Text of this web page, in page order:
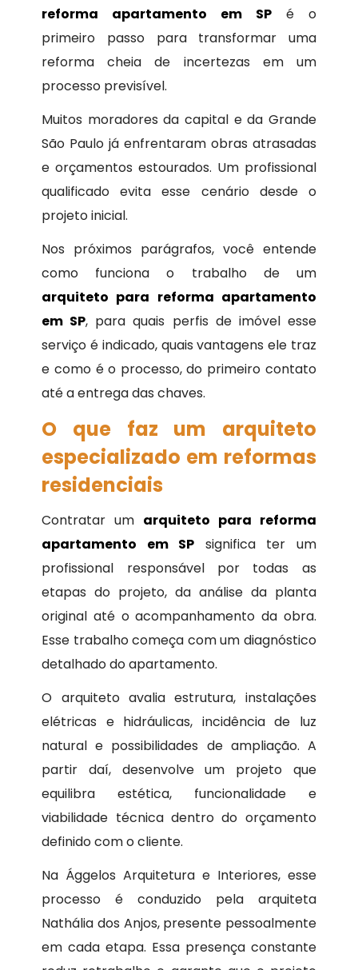
reforma apartamento em SPé o
primeiro passo para transformar uma
reforma cheia de incertezas em um
processo previsível.
Muitos moradores da capital e da Grande
São Paulo já enfrentaram obras atrasadas
e orçamentos estourados. Um profissional
qualificado evita esse cenário desde o
projeto inicial.
Nos próximos parágrafos, você entende
como funciona o trabalho de um
arquiteto para reforma apartamento
em SP, para quais perfis de imóvel esse
serviço é indicado, quais vantagens ele traz
e como é o processo, do primeiro contato
até a entrega das chaves.
O que faz um arquiteto
especializado em reformas
residenciais
Contratar um arquiteto para reforma
apartamento em SP significa ter um
profissional responsável por todas as
etapas do projeto, da análise da planta
original até o acompanhamento da obra.
Esse trabalho começa com um diagnóstico
detalhado do apartamento.
O arquiteto avalia estrutura, instalações
elétricas e hidráulicas, incidência de luz
natural e possibilidades de ampliação. A
partir daí, desenvolve um projeto que
equilibra estética, funcionalidade e
viabilidade técnica dentro do orçamento
definido com o cliente.
Na Ággelos Arquitetura e Interiores, esse
processo é conduzido pela arquiteta
Nathália dos Anjos, presente pessoalmente
em cada etapa. Essa presença constante